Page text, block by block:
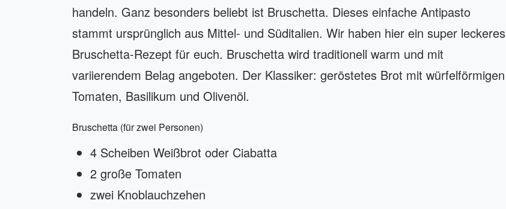
handeln. Ganz besonders beliebt ist Bruschetta. Dieses einfache Antipasto
stammt ursprünglich aus Mittel- und Süditalien. Wir haben hier ein super leckeres
Bruschetta-Rezept für euch. Bruschetta wird traditionell warm und mit
variierendem Belag angeboten. Der Klassiker: geröstetes Brot mit würfelförmigen
Tomaten, Basilikum und Olivenöl.
Bruschetta (für zwei Personen)
4 Scheiben Weißbrot oder Ciabatta
2 große Tomaten
zwei Knoblauchzehen